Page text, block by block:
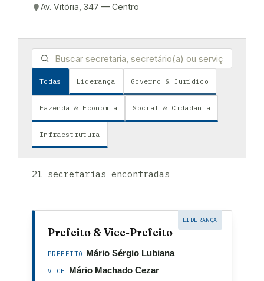
Av. Vitória, 347 — Centro
Todas Liderança Governo & Jurídico
Fazenda & Economia Social & Cidadania
Infraestrutura
21 secretarias encontradas
LIDERANÇA
Prefeito & Vice-Prefeito
PREFEITO Mário Sérgio Lubiana
VICE Mário Machado Cezar